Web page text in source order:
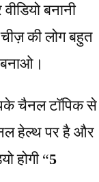
बनानी
की लोग बहुत
बनाओ।
चैनल टॉपिक से
हेल्थ पर है और
होगी “5